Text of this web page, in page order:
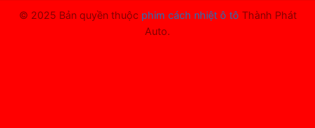
© 2025 Bản quyền thuộc phim cách nhiệt ô tô Thành Phát
Auto.